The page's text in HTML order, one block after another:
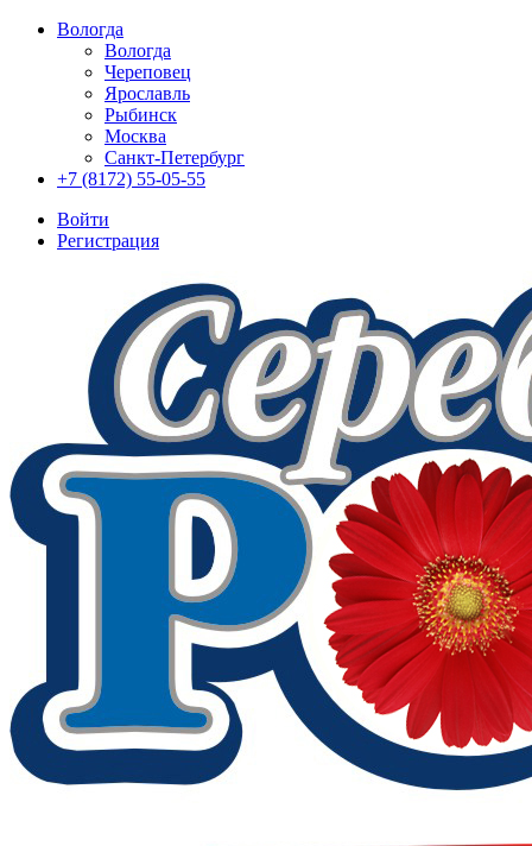
Вологда
Вологда
Череповец
Ярославль
Рыбинск
Москва
Санкт-Петербург
+7 (8172) 55-05-55
Войти
Регистрация